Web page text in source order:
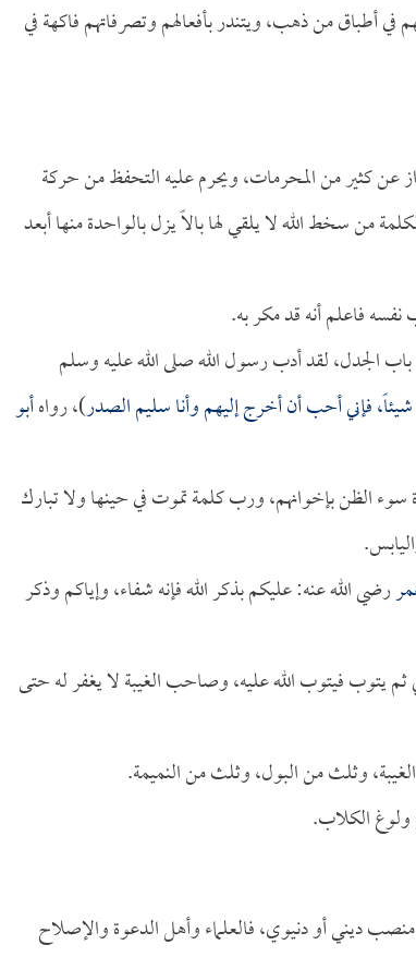
أطباق من ذهب، ويتندر بأفعالهم وتصرفاتهم فاكهة في
عن كثير من المحرمات، ويحرم عليه التحفظ من حركة
من سخط الله لا يلقي لها بالاً يزل بالواحدة منها أبعد
فاعلم أنه قد مكر به.
الجدل، لقد أدب رسول الله صلى الله عليه وسلم
فإني أحب أن أخرج إليهم وأنا سليم الصدر)، رواهأبو
الظن بإخوانهم، ورب كلمة تموت في حينها ولا تبارك
رضي الله عنه: عليكم بذكر الله فإنه شفاء، وإياكم وذكر
يتوب فيتوب الله عليه، وصاحب الغيبة لا يغفر له حتى
وثلث من البول، وثلث من النميمة.
الكلاب.
ديني أو دنيوي، فالعلماء وأهل الدعوة والإصلاح